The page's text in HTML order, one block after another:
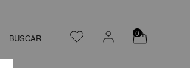
BUSCAR 0